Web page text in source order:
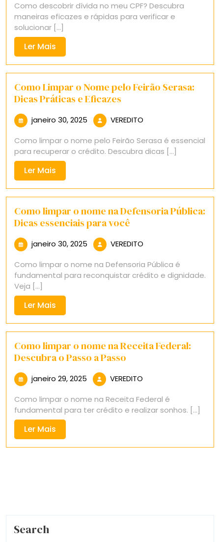
2025
Como descobrir dívida no meu CPF? Descubra
maneiras eficazes e rápidas para verificar e
solucionar [...]
Ler Mais
Mais
Como Limpar o Nome pelo Feirão Serasa:
Dicas Práticas e Eficazes
janeiro 30, 2025 janeiro
30,
2025
VEREDITO
Como limpar o nome pelo Feirão Serasa é essencial
para recuperar o crédito. Descubra dicas [...]
Ler Mais
Mais
Como limpar o nome na Defensoria Pública:
Dicas essenciais para você
janeiro 30, 2025 janeiro
30,
2025
VEREDITO
Como limpar o nome na Defensoria Pública é
fundamental para reconquistar crédito e dignidade.
Veja [...]
Ler Mais
Mais
Como limpar o nome na Receita Federal:
Descubra o Passo a Passo
janeiro 29, 2025 janeiro
2025
VEREDITO
Como limpar o nome na Receita Federal é
fundamental para ter crédito e realizar sonhos. [...]
Ler Mais
Mais
Search